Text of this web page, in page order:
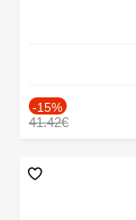
-15%
41.42€